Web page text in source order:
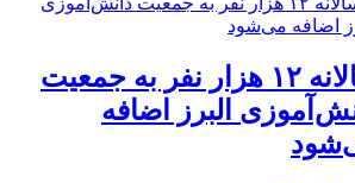
️سالانه ۱۲ هزار نفر به جمعیت
البرز اضافه